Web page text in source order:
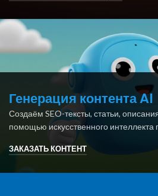
Генерация контента AI
Создаём SEO-тексты, статьи,
помощью искусственного интеллекта
ЗАКАЗАТЬ КОНТЕНТ